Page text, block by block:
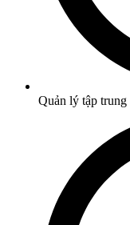
Quản lý tập